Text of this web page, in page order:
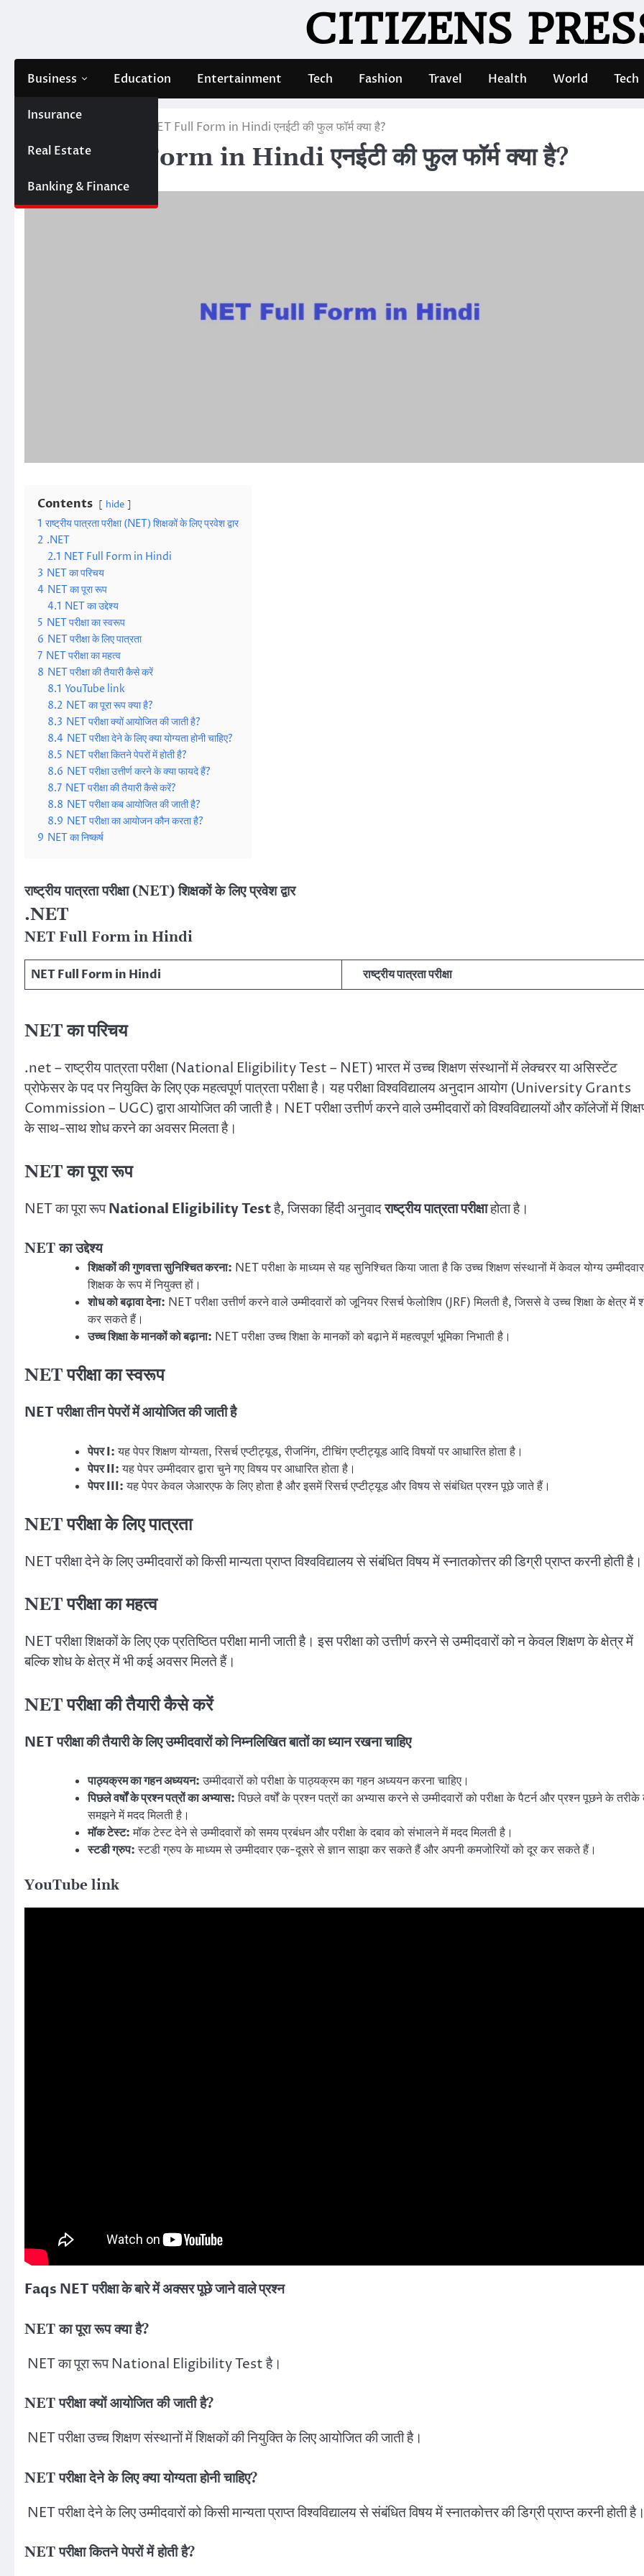
CITIZENS
Business
Insurance
Real Estate
Banking & Finance
Education Entertainment Tech Fashion Travel Health World Tech
NET Full Form in Hindi एनईटी की फुल फॉर्म क्या है?
NET Full Form in Hindi एनईटी की फुल फॉर्म क्या है?
Editor
Contents hide
1 राष्ट्रीय पात्रता परीक्षा (NET) शिक्षकों के लिए प्रवेश द्वार
2 .NET
2.1 NET Full Form in Hindi
3 NET का परिचय
4 NET का पूरा रूप
4.1 NET का उद्देश्य
5 NET परीक्षा का स्वरूप
6 NET परीक्षा के लिए पात्रता
7 NET परीक्षा का महत्व
8 NET परीक्षा की तैयारी कैसे करें
8.1 YouTube link
8.2 NET का पूरा रूप क्या है?
8.3 NET परीक्षा क्यों आयोजित की जाती है?
8.4 NET परीक्षा देने के लिए क्या योग्यता होनी चाहिए?
8.5 NET परीक्षा कितने पेपरों में होती है?
8.6 NET परीक्षा उत्तीर्ण करने के क्या फायदे हैं?
8.7 NET परीक्षा की तैयारी कैसे करें?
8.8 NET परीक्षा कब आयोजित की जाती है?
8.9 NET परीक्षा का आयोजन कौन करता है?
9 NET का निष्कर्ष
राष्ट्रीय पात्रता परीक्षा (NET) शिक्षकों के लिए प्रवेश द्वार
.NET
NET Full Form in Hindi
NET Full Form in Hindi राष्ट्रीय पात्रता परीक्षा
NET का परिचय
.net – राष्ट्रीय पात्रता परीक्षा (National Eligibility Test – NET) भारत में उच्च शिक्षण संस्थानों में लेक्चरर या असिस्टेंट
प्रोफेसर के पद पर नियुक्ति के लिए एक महत्वपूर्ण पात्रता परीक्षा है। यह परीक्षा विश्वविद्यालय अनुदान आयोग (University Grants
Commission – UGC) द्वारा आयोजित की जाती है। NET परीक्षा उत्तीर्ण करने वाले उम्मीदवारों को विश्वविद्यालयों और कॉलेजों में
के साथ-साथ शोध करने का अवसर मिलता है।
NET का पूरा रूप
NET का पूरा रूपNational Eligibility Testहै, जिसका हिंदी अनुवादराष्ट्रीय पात्रता परीक्षाहोता है।
NET का उद्देश्य
शिक्षकों की गुणवत्ता सुनिश्चित करना: NET परीक्षा के माध्यम से यह सुनिश्चित किया जाता है कि उच्च शिक्षण संस्थानों में केवल योग्य
शिक्षक के रूप में नियुक्त हों।
शोध को बढ़ावा देना: NET परीक्षा उत्तीर्ण करने वाले उम्मीदवारों को जूनियर रिसर्च फेलोशिप (JRF) मिलती है, जिससे वे उच्च शिक्षा के क्षेत्र में
कर सकते हैं।
उच्च शिक्षा के मानकों को बढ़ाना: NET परीक्षा उच्च शिक्षा के मानकों को बढ़ाने में महत्वपूर्ण भूमिका निभाती है।
NET परीक्षा का स्वरूप
NET परीक्षा तीन पेपरों में आयोजित की जाती है
पेपर I:यह पेपर शिक्षण योग्यता, रिसर्च एप्टीट्यूड, रीजनिंग, टीचिंग एप्टीट्यूड आदि विषयों पर आधारित होता है।
पेपर II:यह पेपर उम्मीदवार द्वारा चुने गए विषय पर आधारित होता है।
पेपर III:यह पेपर केवल जेआरएफ के लिए होता है और इसमें रिसर्च एप्टीट्यूड और विषय से संबंधित प्रश्न पूछे जाते हैं।
NET परीक्षा के लिए पात्रता
NET परीक्षा देने के लिए उम्मीदवारों को किसी मान्यता प्राप्त विश्वविद्यालय से संबंधित विषय में स्नातकोत्तर की डिग्री प्राप्त करनी होती है।
NET परीक्षा का महत्व
NET परीक्षा शिक्षकों के लिए एक प्रतिष्ठित परीक्षा मानी जाती है। इस परीक्षा को उत्तीर्ण करने से उम्मीदवारों को न केवल शिक्षण के क्षेत्र में
बल्कि शोध के क्षेत्र में भी कई अवसर मिलते हैं।
NET परीक्षा की तैयारी कैसे करें
NET परीक्षा की तैयारी के लिए उम्मीदवारों को निम्नलिखित बातों का ध्यान रखना चाहिए
पाठ्यक्रम का गहन अध्ययन:उम्मीदवारों को परीक्षा के पाठ्यक्रम का गहन अध्ययन करना चाहिए।
पिछले वर्षों के प्रश्न पत्रों का अभ्यास:पिछले वर्षों के प्रश्न पत्रों का अभ्यास करने से उम्मीदवारों को परीक्षा के पैटर्न और प्रश्न पूछने के तरीके
समझने में मदद मिलती है।
मॉक टेस्ट:मॉक टेस्ट देने से उम्मीदवारों को समय प्रबंधन और परीक्षा के दबाव को संभालने में मदद मिलती है।
स्टडी ग्रुप:स्टडी ग्रुप के माध्यम से उम्मीदवार एक-दूसरे से ज्ञान साझा कर सकते हैं और अपनी कमजोरियों को दूर कर सकते हैं।
YouTube link
Faqs NET परीक्षा के बारे में अक्सर पूछे जाने वाले प्रश्न
NET का पूरा रूप क्या है?
NET का पूरा रूप National Eligibility Test है।
NET परीक्षा क्यों आयोजित की जाती है?
NET परीक्षा उच्च शिक्षण संस्थानों में शिक्षकों की नियुक्ति के लिए आयोजित की जाती है।
NET परीक्षा देने के लिए क्या योग्यता होनी चाहिए?
NET परीक्षा देने के लिए उम्मीदवारों को किसी मान्यता प्राप्त विश्वविद्यालय से संबंधित विषय में स्नातकोत्तर की डिग्री प्राप्त करनी होती
NET परीक्षा कितने पेपरों में होती है?